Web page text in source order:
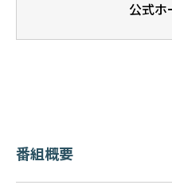
公式ホ
番組概要